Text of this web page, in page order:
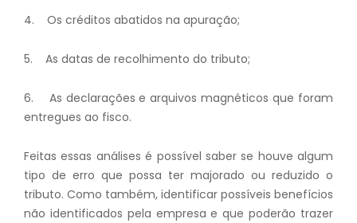
4. Os créditos abatidos na apuração;
5. As datas de recolhimento do tributo;
6. As declarações e arquivos magnéticos que foram
entregues ao fisco.
Feitas essas análises é possível saber se houve algum
tipo de erro que possa ter majorado ou reduzido o
tributo. Como também, identificar possíveis benefícios
não identificados pela empresa e que poderão trazer